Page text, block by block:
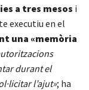
a tres mesos i
executiu en el
una «memòria
durant el
l’ajut»; ha